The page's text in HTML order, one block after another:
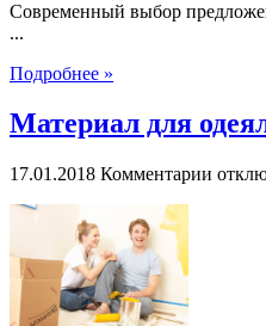
Современный выбор
...
Подробнее »
Материал для
17.01.2018 Комментарии к